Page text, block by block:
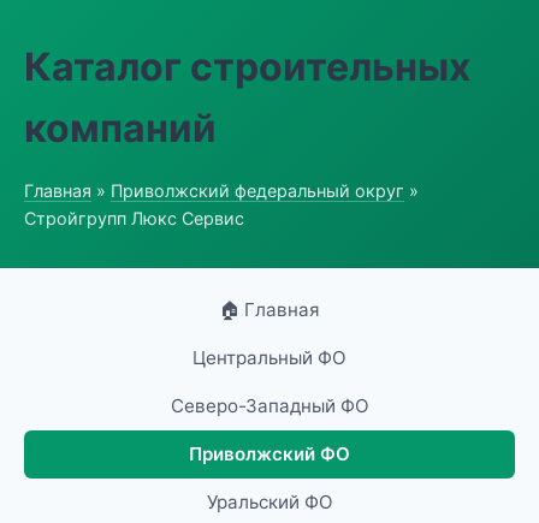
Каталог строительных
компаний
Главная » Приволжский федеральный округ »
Стройгрупп Люкс Сервис
🏠 Главная
Центральный ФО
Северо-Западный ФО
Приволжский ФО
Уральский ФО